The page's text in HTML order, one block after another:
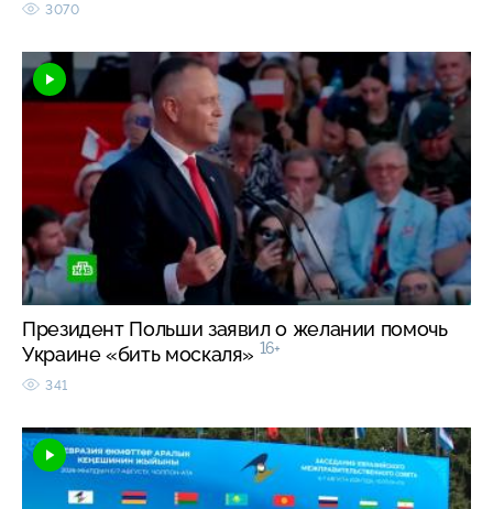
3070
Президент Польши заявил о желании помочь
Украине «бить москаля» 16+
341